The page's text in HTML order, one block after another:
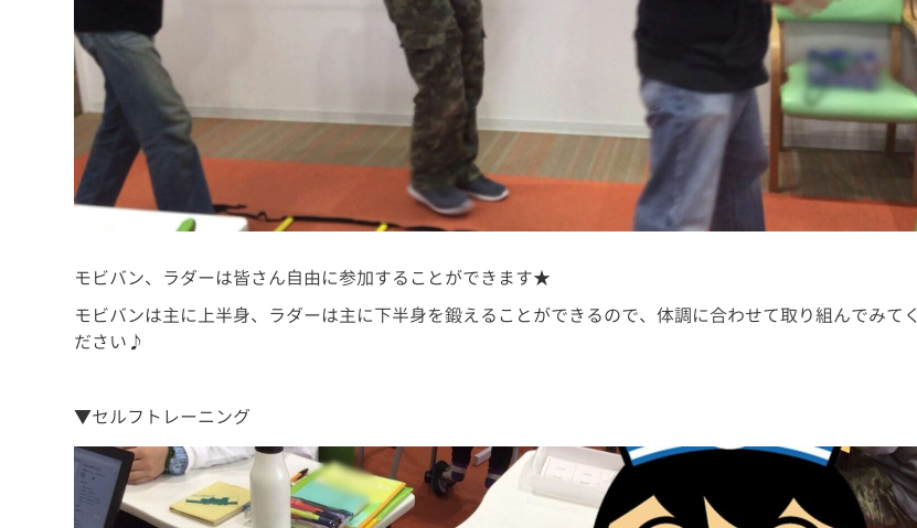
モビバン、ラダーは皆さん自由に参加することができます★
モビバンは主に上半身、ラダーは主に下半身を鍛えることができるので、体調に合わせて取り組んでみてく
ださい♪
▼セルフトレーニング